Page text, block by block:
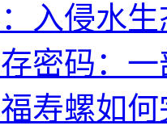
入侵水
密码：
寿螺如